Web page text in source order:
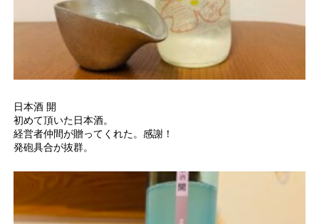
日本酒 開
初めて頂いた日本酒。
経営者仲間が贈ってくれた。感謝！
発砲具合が抜群。